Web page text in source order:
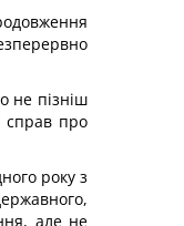
не пізніш
справ про
року з
але не